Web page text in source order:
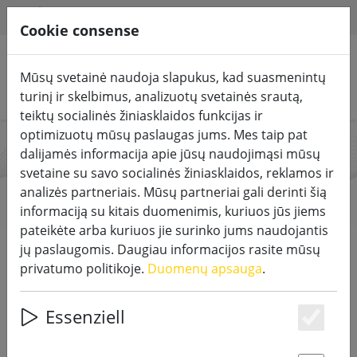
Ieškoti produktų
SmartCandle
Start Prekių ženklai SmartCandle
EIKITE TIESIAI Į PRODUKTUS
Cookie consense
Mūsų svetainė naudoja slapukus, kad suasmenintų
turinį ir skelbimus, analizuotų svetainės srautą,
teiktų socialinės žiniasklaidos funkcijas ir
optimizuotų mūsų paslaugas jums. Mes taip pat
dalijamės informacija apie jūsų naudojimąsi mūsų
svetaine su savo socialinės žiniasklaidos, reklamos ir
analizės partneriais. Mūsų partneriai gali derinti šią
informaciją su kitais duomenimis, kuriuos jūs jiems
pateikėte arba kuriuos jie surinko jums naudojantis
jų paslaugomis. Daugiau informacijos rasite mūsų
privatumo politikoje. Duomenų apsauga.
Essenziell